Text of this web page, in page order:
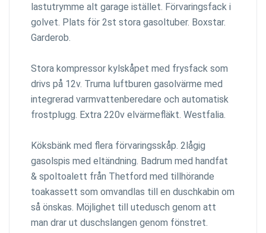
lastutrymme alt garage istället. Förvaringsfack i
golvet. Plats för 2st stora gasoltuber. Boxstar.
Garderob.
Stora kompressor kylskåpet med frysfack som
drivs på 12v. Truma luftburen gasolvärme med
integrerad varmvattenberedare och automatisk
frostplugg. Extra 220v elvärmefläkt. Westfalia.
Köksbänk med flera förvaringsskåp. 2lågig
gasolspis med eltändning. Badrum med handfat
& spoltoalett från Thetford med tillhörande
toakassett som omvandlas till en duschkabin om
så önskas. Möjlighet till utedusch genom att
man drar ut duschslangen genom fönstret.